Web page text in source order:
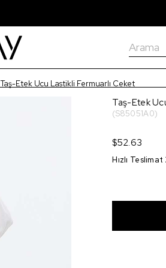
Taş-Etek Ucu Lastikli Fermuarlı Ceket
Taş-Etek
(S85051A0)
$52.63
Hızlı